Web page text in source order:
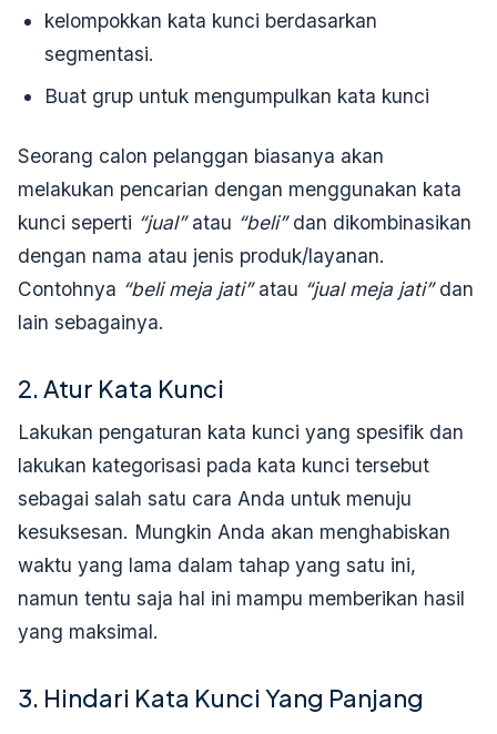
kelompokkan kata kunci berdasarkan
segmentasi.
Buat grup untuk mengumpulkan kata kunci
Seorang calon pelanggan biasanya akan
melakukan pencarian dengan menggunakan kata
kunci seperti “jual”atau “beli”dan dikombinasikan
dengan nama atau jenis produk/layanan.
Contohnya “beli meja jati”atau “jual meja jati”dan
lain sebagainya.
2. Atur Kata Kunci
Lakukan pengaturan kata kunci yang spesifik dan
lakukan kategorisasi pada kata kunci tersebut
sebagai salah satu cara Anda untuk menuju
kesuksesan. Mungkin Anda akan menghabiskan
waktu yang lama dalam tahap yang satu ini,
namun tentu saja hal ini mampu memberikan hasil
yang maksimal.
3. Hindari Kata Kunci Yang Panjang